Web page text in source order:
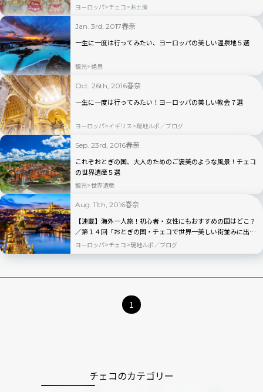
ヨーロッパ チェコ お土産
Jan. 3rd, 2017春奈
一生に一度は行ってみたい、ヨーロッパの美しい温泉地５選
観光 絶景
Oct. 26th, 2016春奈
一生に一度は行ってみたい！ヨーロッパの美しい教会７選
ヨーロッパ イギリス 現地ルポ／ブログ
Sep. 23rd, 2016春奈
これぞおとぎの国、大人のためのご褒美のような風景！チェコ
の世界遺産５選
観光 世界遺産
Aug. 11th, 2016春奈
【連載】海外一人旅！初心者・女性にもおすすめの国はどこ？
／第１４回「おとぎの国・チェコで世界一美しい街並みに出会
う」
ヨーロッパ チェコ 現地ルポ／ブログ
1
チェコのカテゴリー